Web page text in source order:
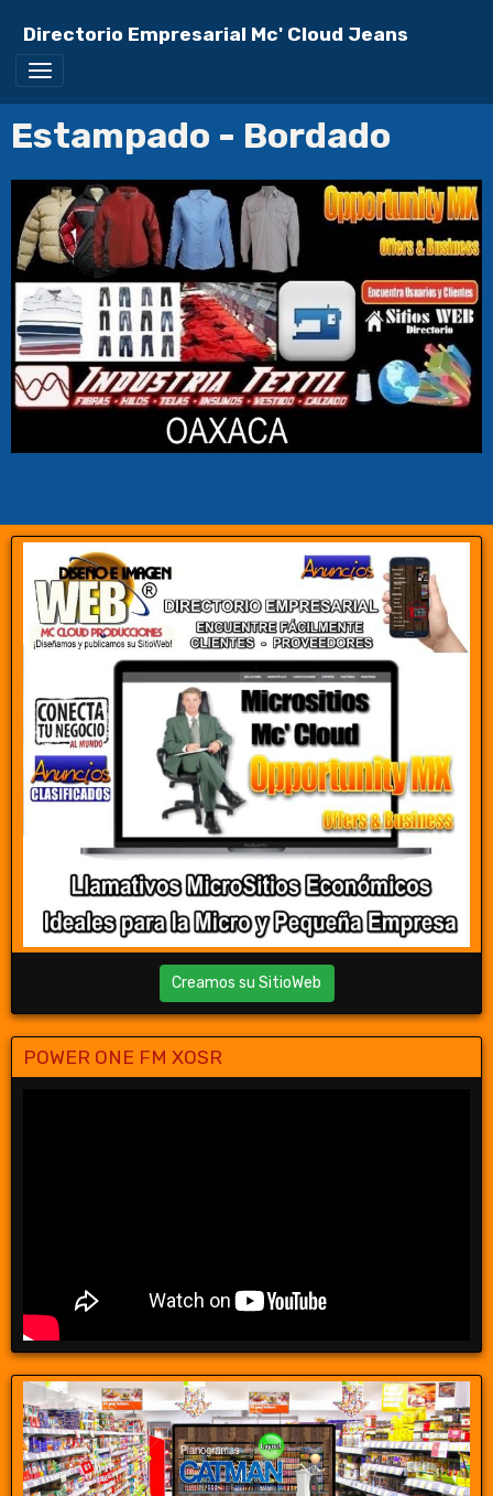
Directorio Empresarial Mc' Cloud Jeans
Estampado - Bordado
Creamos su SitioWeb
POWER ONE FM XOSR